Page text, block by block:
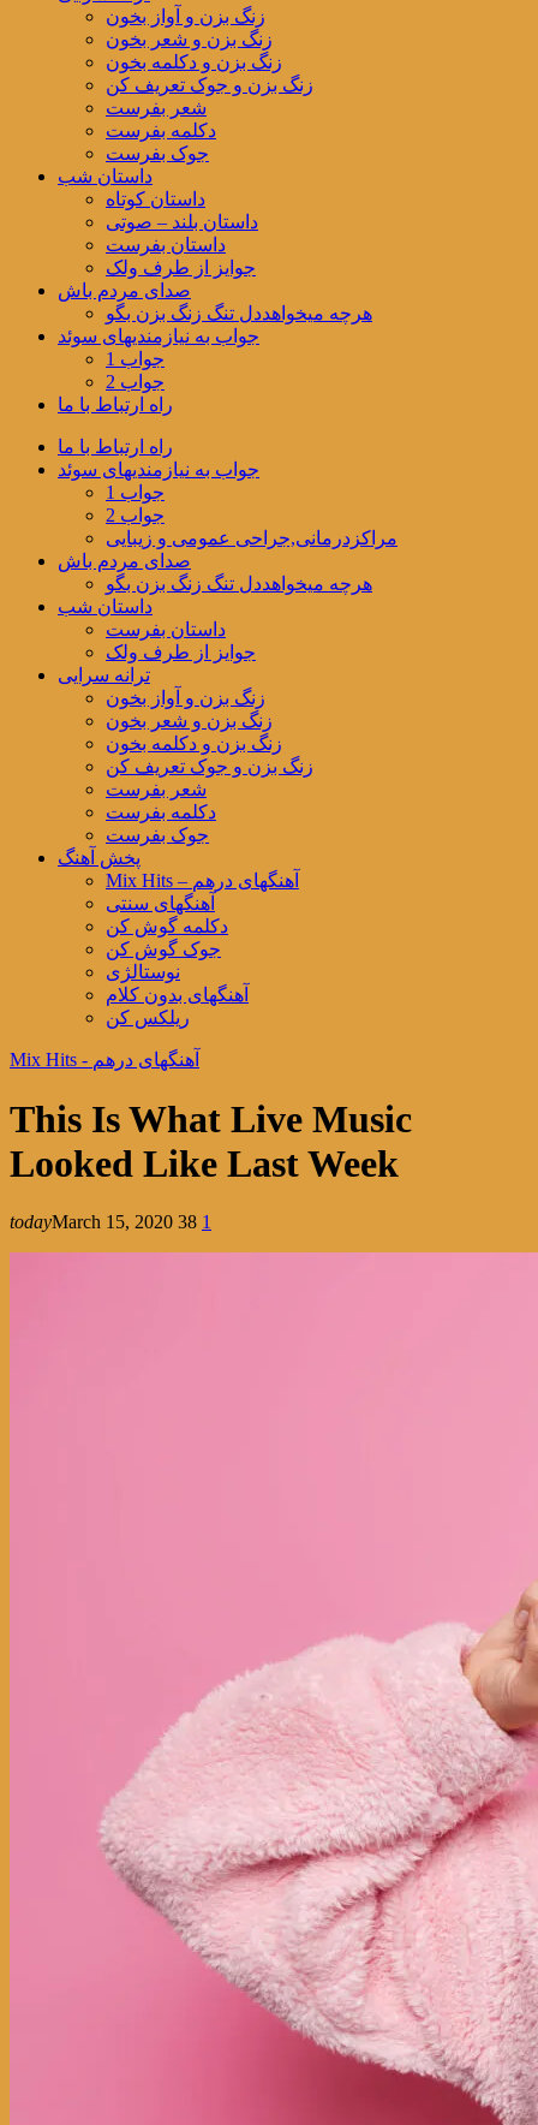
زنگ بزن و آواز بخون
زنگ بزن و شعر بخون
زنگ بزن و دکلمه بخون
زنگ بزن و جوک تعریف کن
شعر بفرست
دکلمه بفرست
جوک بفرست
داستان شب
داستان کوتاه
داستان بلند – صوتی
داستان بفرست
جوایز از طرف ولک
صدای مردم باش
هرچه میخواهددل تنگ زنگ بزن بگو
جواب به نیازمندیهای سوئد
جواب 1
جواب 2
راه ارتباط با ما
راه ارتباط با ما
جواب به نیازمندیهای سوئد
جواب 1
جواب 2
مراکزدرمانی,جراحی عمومی و زیبایی
صدای مردم باش
هرچه میخواهددل تنگ زنگ بزن بگو
داستان شب
داستان بفرست
جوایز از طرف ولک
ترانه سرایی
زنگ بزن و آواز بخون
زنگ بزن و شعر بخون
زنگ بزن و دکلمه بخون
زنگ بزن و جوک تعریف کن
شعر بفرست
دکلمه بفرست
جوک بفرست
پخش آهنگ
Mix Hits – آهنگهای درهم
آهنگهای سنتی
دکلمه گوش کن
جوک گوش کن
نوستالژی
آهنگهای بدون کلام
ریلکس کن
Mix Hits - آهنگهای درهم
This Is What Live Music
Looked Like Last Week
todayMarch 15, 2020 38 1